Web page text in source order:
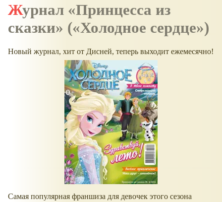
Журнал «Принцесса из
сказки» («Холодное сердце»)
Новый журнал, хит от Дисней, теперь выходит ежемесячно!
Самая популярная франшиза для девочек этого сезона